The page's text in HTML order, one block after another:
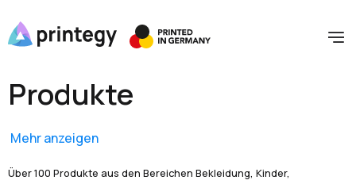
Produkte
Mehr anzeigen
Über 100 Produkte aus den Bereichen Bekleidung, Kinder,